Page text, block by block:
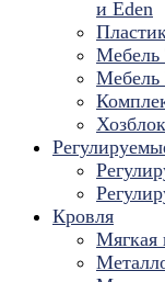
и Eden
Мебель
Мебель
Кровля
Мягкая